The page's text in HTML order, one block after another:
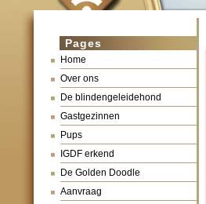
Pages
Home
Over ons
De blindengeleidehond
Gastgezinnen
Pups
IGDF erkend
De Golden Doodle
Aanvraag